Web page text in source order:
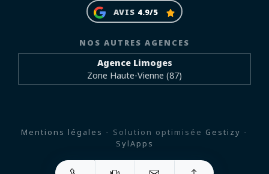
AVIS 4.9/5
NOS AUTRES AGENCES
Agence Limoges
Zone Haute-Vienne (87)
Mentions légales - Solution optimisée Gestizy -
SylApps